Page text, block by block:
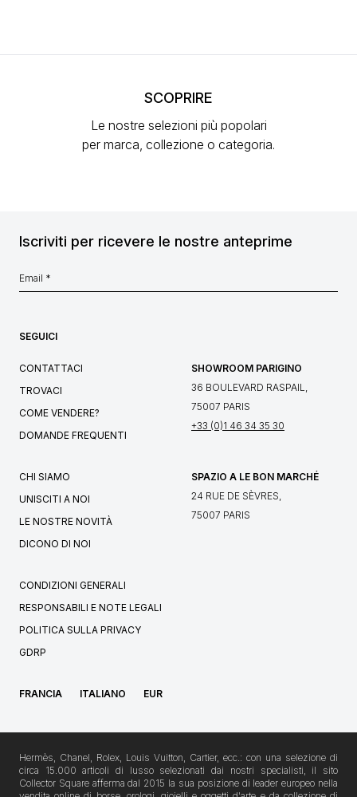
SCOPRIRE
Le nostre selezioni più popolari
per marca, collezione o categoria.
Iscriviti per ricevere le nostre anteprime
SEGUICI
CONTATTACI
TROVACI
COME VENDERE?
DOMANDE FREQUENTI
SHOWROOM PARIGINO
36 BOULEVARD RASPAIL,
75007 PARIS
+33 (0)1 46 34 35 30
CHI SIAMO
UNISCITI A NOI
LE NOSTRE NOVITÀ
DICONO DI NOI
SPAZIO A LE BON MARCHÉ
24 RUE DE SÈVRES,
75007 PARIS
CONDIZIONI GENERALI
RESPONSABILI E NOTE LEGALI
POLITICA SULLA PRIVACY
GDRP
FRANCIA ITALIANO EUR
Hermès, Chanel, Rolex, Louis Vuitton, Cartier, ecc.: con una selezione di
circa 15.000 articoli di lusso selezionati dai nostri specialisti, il sito
Collector Square afferma dal 2015 la sua posizione di leader europeo nella